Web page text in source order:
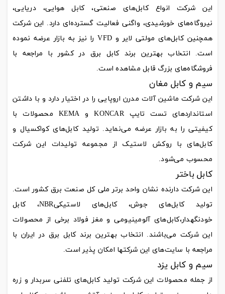
این شرکت انواع کابل‌های صنعتی، کابل هوایی، دریایی،
نیروگاه‌های خورشیدی، واگنی فعالیت گسترده‌ای دارد. این شرکت
همچنین کابل‌های مولتی لایر و VFD را نیز به بازار عرضه نموده
است. انتخاب بهترین برند کابل برق در کشور با مراجعه با
فروشگاه‌های بزرگ قابل مشاهده است.
سیم و کابل مغان
این شرکت ماشین آلات مدرن اروپایی را در اختیار دارد و با داشتن
استانداردهای تست تایپ KONCAR و KEMA محصولات با
کیفیتی را به بازار عرضه می‌نماید. تولید کابل‌های کواکسیال و
کابل‌های با روکش لاستیک از مجموعه تولیدات این شرکت
محسوب می‌شود.
کابل باختر
این شرکت دارنده نشان واحد برتر ملی کل صنعت برق کشور است.
تولید کابل‌های جوش، کابل‌های لاستیکیNBR، کابل
خودنگهدار،کابل‌های آلومینیومی و مغز فولاد برخی از محصولات
این شرکت می‌باشند. انتخاب بهترین برند کابل برق در ایران با
مراجعه با سایت‌های این شرکتها امکان پذیر است.
سیم و کابل یزد
از جمله محصولات این شرکت تولید کابل‌های تلفنی سربدار و زره